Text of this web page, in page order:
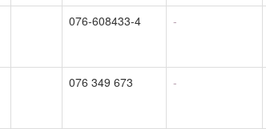
076-608433-4 -
076 349 673 -